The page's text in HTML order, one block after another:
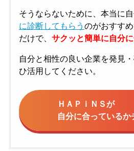
そうならないために、本当に
に診断してもらう のがおすす
だけで、 サクッと簡単に自分
自分と相性の良い企業を発見
ひ活用してください。
ＨＡＰｉＮＳが
自分に合っているか